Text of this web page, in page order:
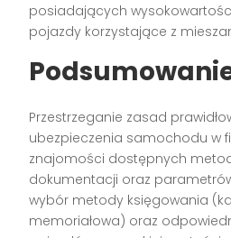
posiadających
pojazdy korzystające z
Przestrzeganie zasad
ubezpieczenia samochodu w
znajomości dostępnych
dokumentacji oraz
wybór metody księgowania
memoriałowa) oraz